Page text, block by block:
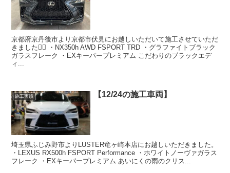
京都府京丹後市より京都市伏見にお越しいただいて施工させていただ
きました🙇‍♂️ ・NX350h AWD FSPORT TRD ・グラファイトブラック
ガラスフレーク ・EXキーパープレミアム こだわりのブラックエデ
ィ...
施工実績 【12/24の施工車両】
埼玉県ふじみ野市よりLUSTER竜ヶ崎本店にお越しいただきました。
・LEXUS RX500h FSPORT Performance ・ホワイトノーヴァガラス
フレーク ・EXキーパープレミアム あいにくの雨のクリス...